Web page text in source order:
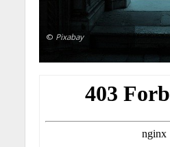
© Pixabay